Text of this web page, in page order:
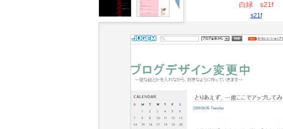
白緑 s21f
s21f